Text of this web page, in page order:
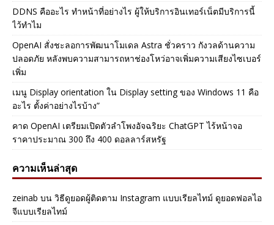
DDNS คืออะไร ทำหน้าที่อย่างไร ผู้ให้บริการอินเทอร์เน็ตมีบริการนี้
ไว้ทำไม
OpenAI สั่งชะลอการพัฒนาโมเดล Astra ชั่วคราว กังวลด้านความ
ปลอดภัย หลังพบความสามารถหาช่องโหว่อาจเพิ่มความเสียงไซเบอร์
เพิ่ม
เมนู Display orientation ใน Display setting ของ Windows 11 คือ
อะไร ตั้งค่าอย่างไรบ้าง”
คาด OpenAI เตรียมเปิดตัวลำโพงอัจฉริยะ ChatGPT ไร้หน้าจอ
ราคาประมาณ 300 ถึง 400 ดอลลาร์สหรัฐ
ความเห็นล่าสุด
zeinab บน วิธีดูยอดผู้ติดตาม Instagram แบบเรียลไทม์ ดูยอดฟอลไอ
จีแบบเรียลไทม์